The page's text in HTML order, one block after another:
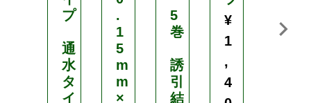
プ
通
水
タ
イ
.
1
5
m
m
×
5
巻
誘
引
結
¥
1
,
4
1